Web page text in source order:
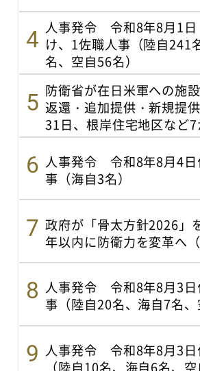
人事発令 令和8年8月1日
け、1佐職人事（陸自241
名、空自56名）
防衛省が在日米軍への施
返還・追加提供・新規提
31日、根岸住宅地区など7
人事発令 令和8年8月4日
事（海自3名）
政府が「骨太方針2026
年以内に防衛力を変革へ（
人事発令 令和8年8月3日
事（陸自20名、海自7名、
人事発令 令和8年8月3日
（陸自10名、海自6名、空